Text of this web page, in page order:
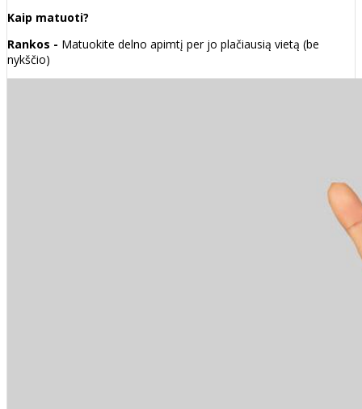
Kaip matuoti?
Rankos - Matuokite delno apimtį per jo plačiausią vietą (be
nykščio)